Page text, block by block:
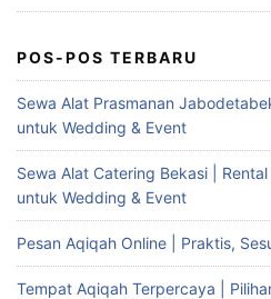
POS-POS TERBARU
Sewa Alat Prasmanan
untuk Wedding & Event
Sewa Alat Catering Bekasi |
untuk Wedding & Event
Pesan Aqiqah Online | Praktis,
Tempat Aqiqah Terpercaya |